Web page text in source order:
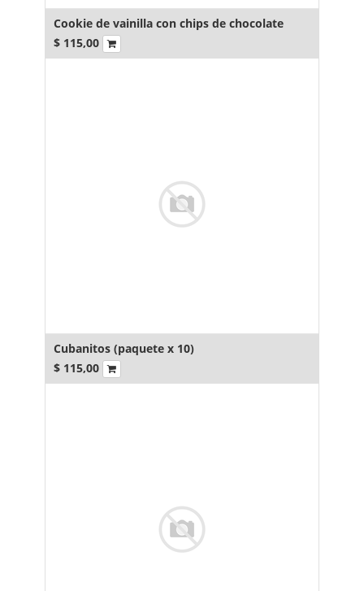
Cookie de vainilla con chips de chocolate
$ 115,00
Cubanitos (paquete x 10)
$ 115,00